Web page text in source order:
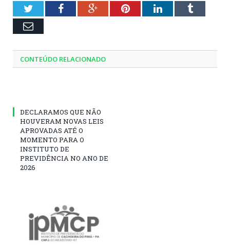
TwitterFacebookGoogle+PinterestLinkedInTumblr
Email
CONTEÚDO RELACIONADO
DECLARAMOS QUE NÃO
HOUVERAM NOVAS LEIS
APROVADAS ATÉ O
MOMENTO PARA O
INSTITUTO DE
PREVIDÊNCIA NO ANO DE
2026